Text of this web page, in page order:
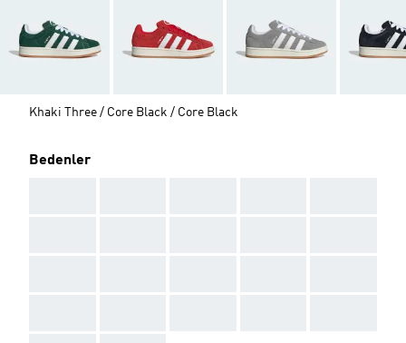
Khaki Three / Core Black / Core Black
Bedenler